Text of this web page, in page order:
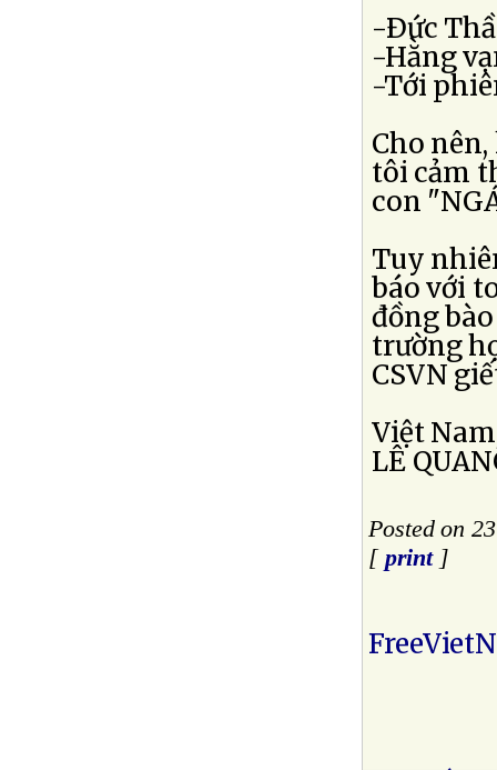
-Ðức
-Hằng
-Tới
Cho
tôi cảm
con
Tuy
báo với
đồng
trường
CSVN
Việt
LÊ
Posted on
[ print]